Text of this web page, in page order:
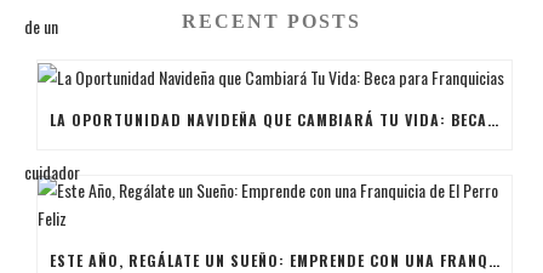
RECENT POSTS
LA OPORTUNIDAD NAVIDEÑA QUE CAMBIARÁ TU VIDA: BECA PARA FRANQUICIAS
ESTE AÑO, REGÁLATE UN SUEÑO: EMPRENDE CON UNA FRANQUICIA DE EL PERRO FELIZ